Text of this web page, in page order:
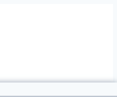
сказки